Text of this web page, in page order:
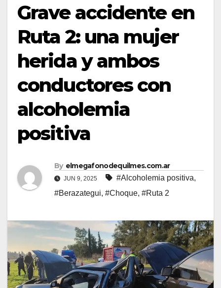
Grave accidente en
Ruta 2: una mujer
herida y ambos
conductores con
alcoholemia
positiva
By elmegafonodequilmes.com.ar
JUN 9, 2025 #Alcoholemia positiva,
#Berazategui, #Choque, #Ruta 2